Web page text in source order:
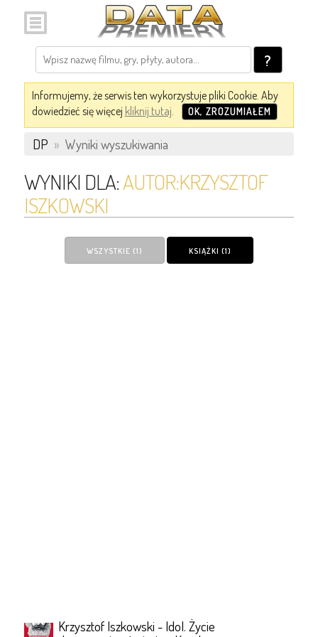
?
Informujemy, że serwis ten wykorzystuje pliki Cookie. Aby
dowiedzieć się więcej kliknij tutaj. OK, ZROZUMIAŁEM
DP » Wyniki wyszukiwania
WYNIKI DLA:AUTOR:KRZYSZTOF
ISZKOWSKI
WSZYSTKIE (1) KSIĄŻKI (1)
Krzysztof Iszkowski - Idol. Życie